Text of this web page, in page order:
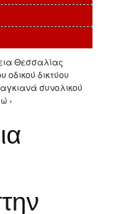
Θεσσαλίας
δικτύου
συνολικού
›